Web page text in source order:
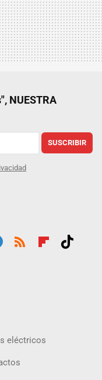
NUESTRA
SUSCRIBIR
eléctricos